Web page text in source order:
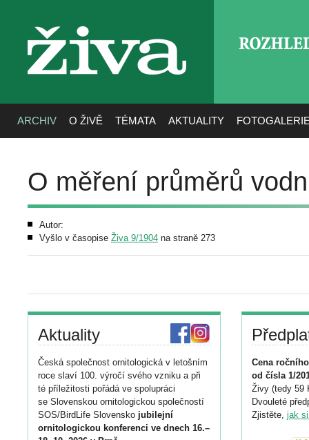
živa
ARCHIV O ŽIVĚ TÉMATA AKTUALITY
O měření průměrů
Autor:
Vyšlo v časopise Živa 9/1904 na straně 273
Aktuality
Česká společnost ornitologická v letošním
roce slaví 100. výročí svého vzniku a při
té příležitosti pořádá ve spolupráci
se Slovenskou ornitologickou společností
SOS/BirdLife Slovensko jubilejní
ornitologickou konferenci ve dnech 16.–
Cena
od čísla 1/
Živy (tedy 59
Dvouleté
Zjistěte, jak